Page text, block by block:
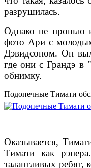
разрушилась.
Однако не прошло
фото Ари с
Дэвидсоном. Он
где они с Грандэ в
обнимку.
Подопечные Тимати
Оказывается,
Тимати как
талантливых ребят,